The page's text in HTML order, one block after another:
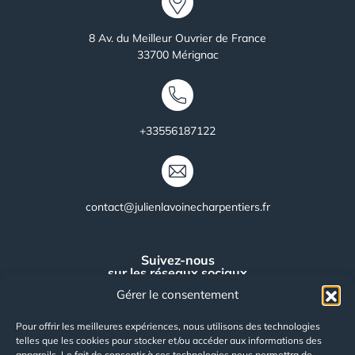
Gérer le consentement
Pour offrir les meilleures expériences, nous utilisons des technologies
telles que les cookies pour stocker et/ou accéder aux informations des
demandes de charpente bois métal en Gironde.
8 Av. du Meilleur Ouvrier de France
33700 Mérignac
+33556187122
contact@julienlavoinecharpentiers.fr
Suivez-nous
sur les réseaux sociaux
linkedin